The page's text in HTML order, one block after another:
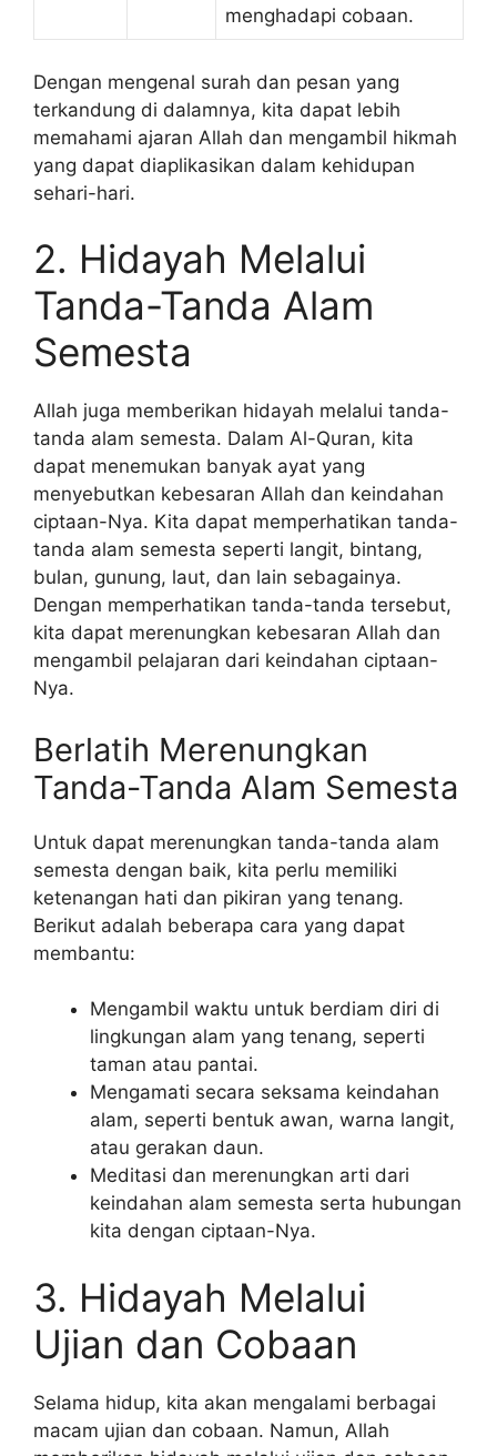
menghadapi cobaan.
Dengan mengenal surah dan pesan yang
terkandung di dalamnya, kita dapat lebih
memahami ajaran Allah dan mengambil hikmah
yang dapat diaplikasikan dalam kehidupan
sehari-hari.
2. Hidayah Melalui
Tanda-Tanda Alam
Semesta
Allah juga memberikan hidayah melalui tanda-
tanda alam semesta. Dalam Al-Quran, kita
dapat menemukan banyak ayat yang
menyebutkan kebesaran Allah dan keindahan
ciptaan-Nya. Kita dapat memperhatikan tanda-
tanda alam semesta seperti langit, bintang,
bulan, gunung, laut, dan lain sebagainya.
Dengan memperhatikan tanda-tanda tersebut,
kita dapat merenungkan kebesaran Allah dan
mengambil pelajaran dari keindahan ciptaan-
Nya.
Berlatih Merenungkan
Tanda-Tanda Alam Semesta
Untuk dapat merenungkan tanda-tanda alam
semesta dengan baik, kita perlu memiliki
ketenangan hati dan pikiran yang tenang.
Berikut adalah beberapa cara yang dapat
membantu:
Mengambil waktu untuk berdiam diri di
lingkungan alam yang tenang, seperti
taman atau pantai.
Mengamati secara seksama keindahan
alam, seperti bentuk awan, warna langit,
atau gerakan daun.
Meditasi dan merenungkan arti dari
keindahan alam semesta serta hubungan
kita dengan ciptaan-Nya.
3. Hidayah Melalui
Ujian dan Cobaan
Selama hidup, kita akan mengalami berbagai
macam ujian dan cobaan. Namun, Allah